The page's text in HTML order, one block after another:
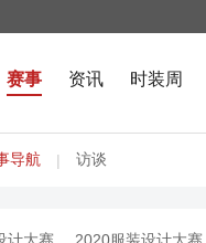
赛事 资讯 时装周
导航 | 访谈